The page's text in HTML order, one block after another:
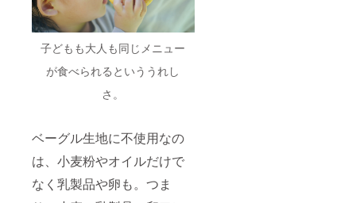
子どもも大人も同じメニュー
が食べられるといううれし
さ。
ベーグル生地に不使用なの
は、小麦粉やオイルだけで
なく乳製品や卵も。つま